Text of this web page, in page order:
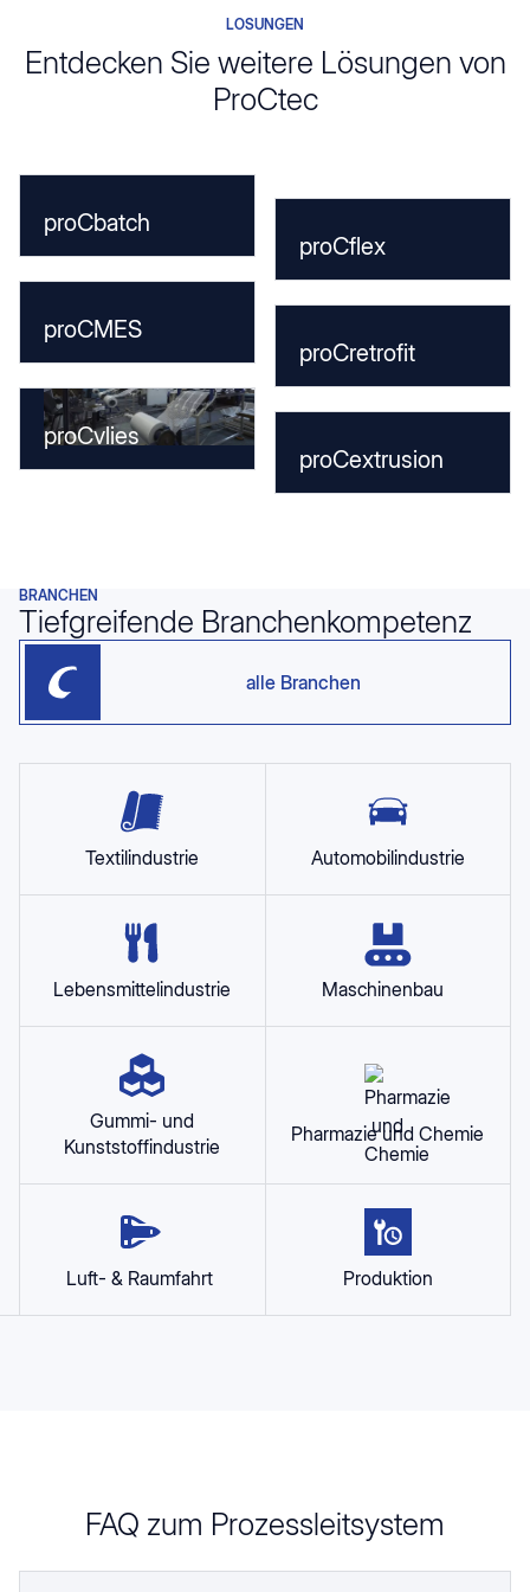
LÖSUNGEN
Entdecken Sie weitere Lösungen von
ProCtec
proCbatch
proCflex
proCMES
proCretrofit
proCvlies
proCextrusion
BRANCHEN
Tiefgreifende Branchenkompetenz
alle Branchen
Textilindustrie Automobilindustrie
Lebensmittelindustrie Maschinenbau
Gummi- und
Kunststoffindustrie
Pharmazie und Chemie
Luft- & Raumfahrt Produktion
FAQ zum Prozessleitsystem